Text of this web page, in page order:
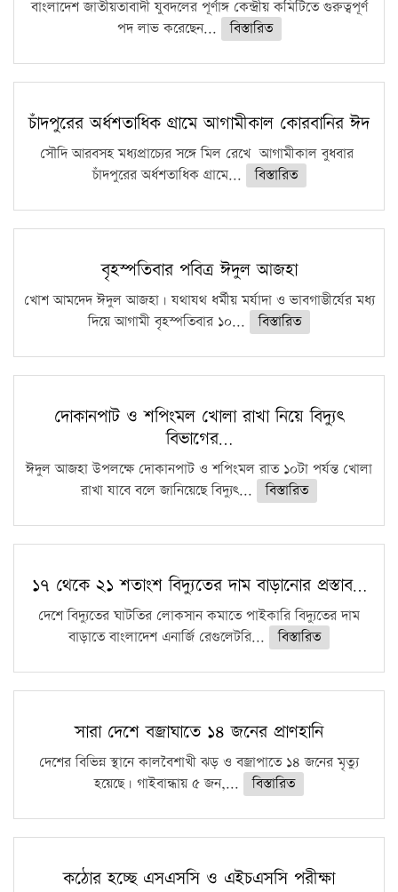
ফরিদগঞ্জে আগুনে পুড়লো ৬ ব্যবসা প্রতিষ্ঠান
বাংলাদেশ জাতীয়তাবাদী যুবদলের পূর্ণাঙ্গ কেন্দ্রীয় কমিটিতে গুরুত্বপূর্ণ
পদ লাভ করেছেন...
বিস্তারিত
চাঁদপুরের অর্ধশতাধিক গ্রামে আগামীকাল কোরবানির ঈদ
সৌদি আরবসহ মধ্যপ্রাচ্যের সঙ্গে মিল রেখে আগামীকাল বুধবার
চাঁদপুরের অর্ধশতাধিক গ্রামে...
বিস্তারিত
বৃহস্পতিবার পবিত্র ঈদুল আজহা
খোশ আমদেদ ঈদুল আজহা। যথাযথ ধর্মীয় মর্যাদা ও ভাবগাম্ভীর্যের মধ্য
দিয়ে আগামী বৃহস্পতিবার ১০...
বিস্তারিত
দোকানপাট ও শপিংমল খোলা রাখা নিয়ে বিদ্যুৎ
বিভাগের…
ঈদুল আজহা উপলক্ষে দোকানপাট ও শপিংমল রাত ১০টা পর্যন্ত খোলা
রাখা যাবে বলে জানিয়েছে বিদ্যুৎ...
বিস্তারিত
১৭ থেকে ২১ শতাংশ বিদ্যুতের দাম বাড়ানোর প্রস্তাব…
দেশে বিদ্যুতের ঘাটতির লোকসান কমাতে পাইকারি বিদ্যুতের দাম
বাড়াতে বাংলাদেশ এনার্জি রেগুলেটরি...
বিস্তারিত
সারা দেশে বজ্রাঘাতে ১৪ জনের প্রাণহানি
দেশের বিভিন্ন স্থানে কালবৈশাখী ঝড় ও বজ্রাপাতে ১৪ জনের মৃত্যু
হয়েছে। গাইবান্ধায় ৫ জন,...
বিস্তারিত
কঠোর হচ্ছে এসএসসি ও এইচএসসি পরীক্ষা